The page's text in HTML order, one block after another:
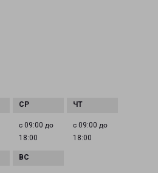
с 09:00 до
18:00
с 09:00 до
18:00